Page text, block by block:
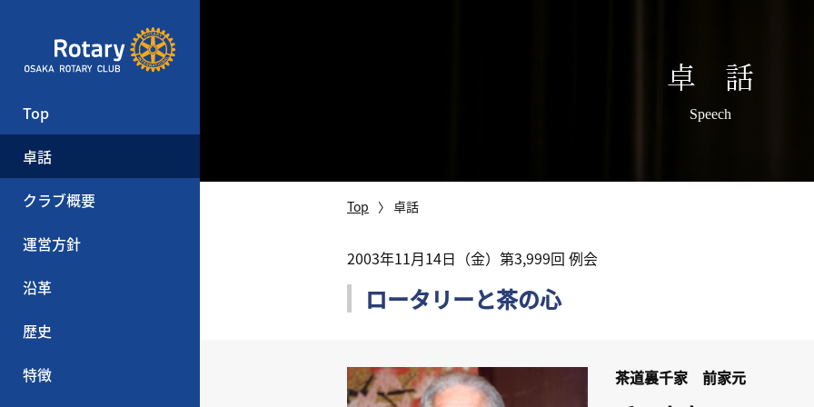
Top
卓話
クラブ概要
運営方針
沿革
歴史
特徴
卓 話
Speech
Top 卓話
2003年11月14日（金）第3,999回 例会
ロータリーと茶の心
茶道裏千家 前家元